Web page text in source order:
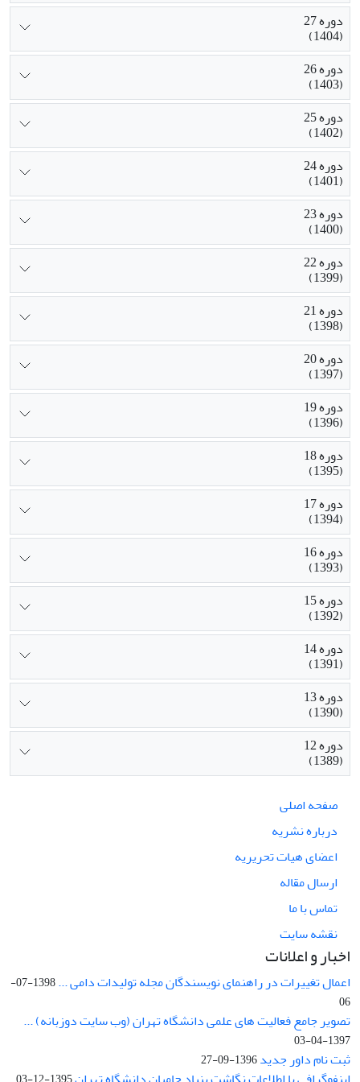
دوره 27
(1404)
دوره 26
(1403)
دوره 25
(1402)
دوره 24
(1401)
دوره 23
(1400)
دوره 22
(1399)
دوره 21
(1398)
دوره 20
(1397)
دوره 19
(1396)
دوره 18
(1395)
دوره 17
(1394)
دوره 16
(1393)
دوره 15
(1392)
دوره 14
(1391)
دوره 13
(1390)
دوره 12
(1389)
صفحه اصلی
درباره نشریه
اعضای هیات تحریریه
ارسال مقاله
تماس با ما
نقشه سایت
اخبار و اعلانات
اعمال تغییرات در راهنمای نویسندگان مجله تولیدات دامی ...
1398-07-
06
تصویر جامع فعالیت های علمی دانشگاه تهران (وب سایت دوزبانه) ...
1397-04-03
ثبت نام داور جدید1396-09-27